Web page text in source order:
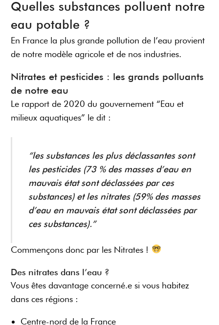
Quelles substances polluent notre
eau potable ?
En France la plus grande pollution de l’eau provient
de notre modèle agricole et de nos industries.
Nitrates et pesticides : les grands polluants
de notre eau
Le rapport de 2020 du gouvernement “Eau et
milieux aquatiques” le dit :
“les substances les plus déclassantes sont
les pesticides (73 % des masses d’eau en
mauvais état sont déclassées par ces
substances) et les nitrates (59% des masses
d’eau en mauvais état sont déclassées par
ces substances).”
Commençons donc par les Nitrates !
Des nitrates dans l’eau ?
Vous êtes davantage concerné.e si vous habitez
dans ces régions :
Centre-nord de la France